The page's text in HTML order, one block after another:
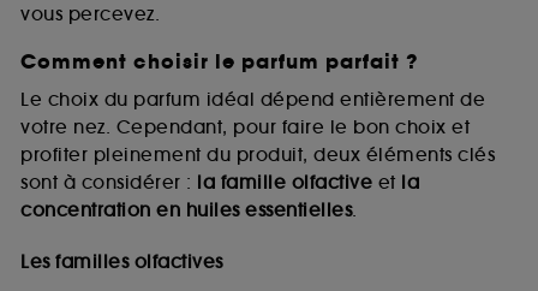
vous percevez.
Comment choisir le parfum parfait ?
Le choix du parfum idéal dépend entièrement de
votre nez. Cependant, pour faire le bon choix et
profiter pleinement du produit, deux éléments clés
sont à considérer : la famille olfactive et la
concentration en huiles essentielles.
Les familles olfactives
A l'exception des cookies techniques, le dépôt et la
lecture de ces traceurs requiert votre accord. Vous
pouvez personnaliser vos choix concernant le dépôt
de ces cookies grâce au bouton "personnaliser mes
choix" ci-dessous ou décider de "tout accepter".
Sephora pourra associer les informations de
navigation collectées par ces Cookies, pour les
collectées ou générées lors de votre activité en ligne